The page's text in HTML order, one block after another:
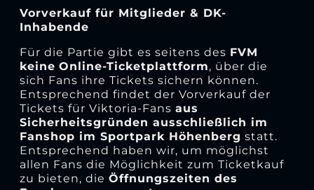
Vorverkauf für Mitglieder & DK-
Inhabende
Für die Partie gibt es seitens des FVM
keine Online-Ticketplattform, über die
sich Fans ihre Tickets sichern können.
Entsprechend findet der Vorverkauf der
Tickets für Viktoria-Fans aus
Sicherheitsgründen ausschließlich im
Fanshop im Sportpark Höhenberg statt.
Entsprechend haben wir, um möglichst
allen Fans die Möglichkeit zum Ticketkauf
zu bieten, die Öffnungszeiten des